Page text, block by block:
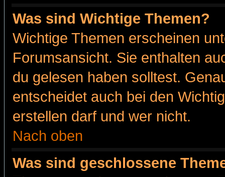
Was sind Wichtige Themen?
Wichtige Themen erscheinen
Forumsansicht. Sie enthalten
du gelesen haben solltest.
entscheidet auch bei den
erstellen darf und wer nicht.
Nach oben
Was sind geschlossene